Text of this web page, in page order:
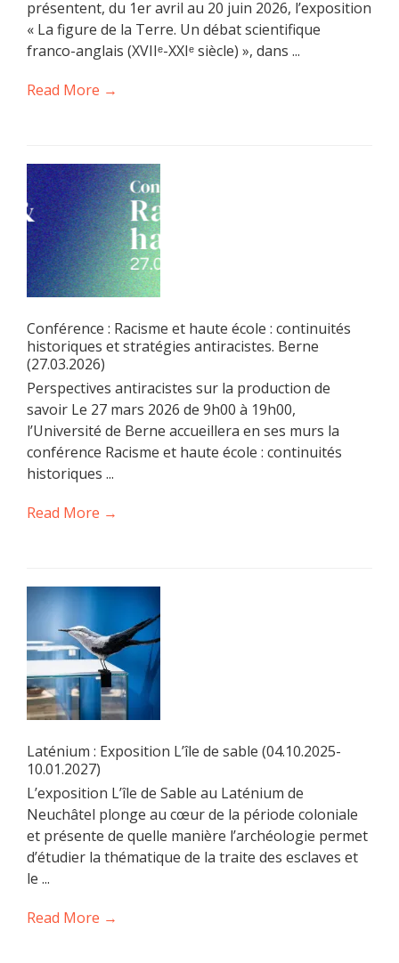
présentent, du 1er avril au 20 juin 2026, l’exposition
« La figure de la Terre. Un débat scientifique
franco-anglais (XVIIᵉ-XXIᵉ siècle) », dans ...
Read More →
Conférence : Racisme et haute école : continuités
historiques et stratégies antiracistes. Berne
(27.03.2026)
Perspectives antiracistes sur la production de
savoir Le 27 mars 2026 de 9h00 à 19h00,
l’Université de Berne accueillera en ses murs la
conférence Racisme et haute école : continuités
historiques ...
Read More →
Laténium : Exposition L’île de sable (04.10.2025-
10.01.2027)
L’exposition L’île de Sable au Laténium de
Neuchâtel plonge au cœur de la période coloniale
et présente de quelle manière l’archéologie permet
d’étudier la thématique de la traite des esclaves et
le ...
Read More →